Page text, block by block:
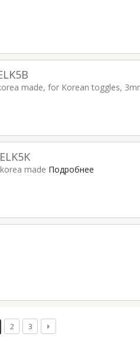
made, for Korean toggles,
made Подробнее
2 3